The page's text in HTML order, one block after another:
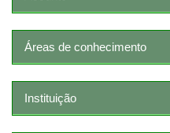
Áreas de conhecimento
Instituição